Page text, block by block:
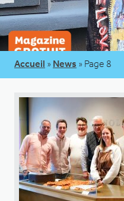
Accueil » News » Page 8